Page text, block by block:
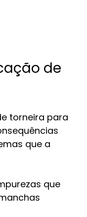
de
torneira para
que a
que